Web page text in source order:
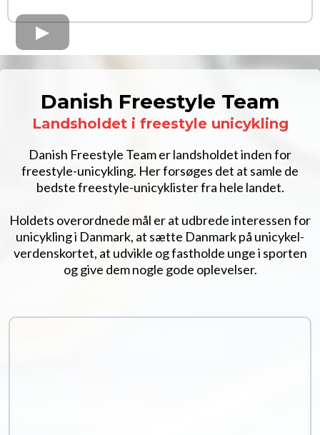
Danish Freestyle Team
Landsholdet i freestyle unicykling
Danish Freestyle Team er landsholdet inden for
freestyle-unicykling. Her forsøges det at samle de
bedste freestyle-unicyklister fra hele landet.
Holdets overordnede mål er at udbrede interessen for
unicykling i Danmark, at sætte Danmark på unicykel-
verdenskortet, at udvikle og fastholde unge i sporten
og give dem nogle gode oplevelser.